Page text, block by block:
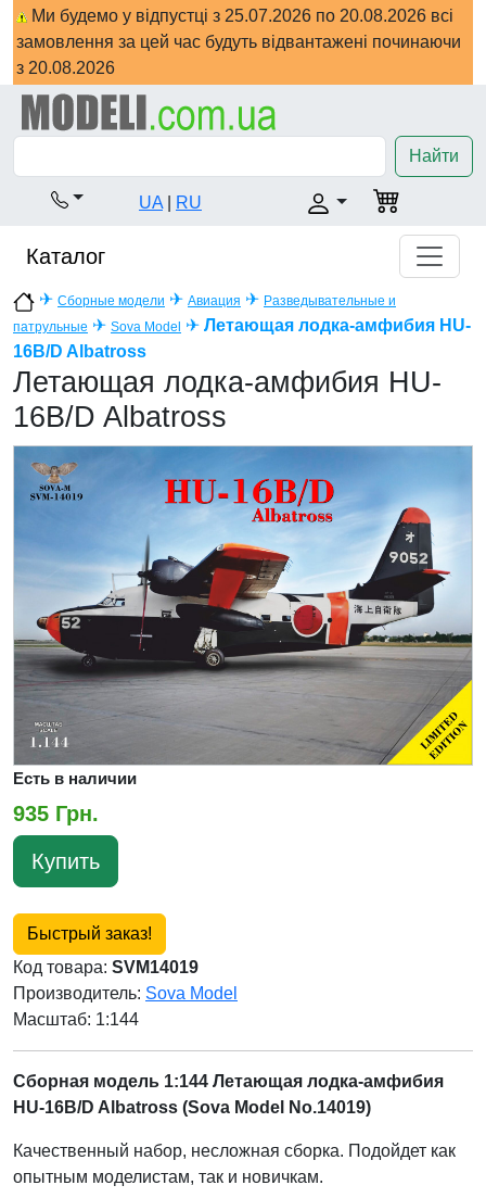
Ми будемо у відпустці з 25.07.2026 по 20.08.2026 всі
замовлення за цей час будуть відвантажені починаючи
з 20.08.2026
Найти
UA RU
Каталог
✈ Сборные модели ✈ Авиация ✈ Разведывательные и
патрульные ✈ Sova Model ✈ Летающая лодка-амфибия HU-
16B/D Albatross
Летающая лодка-амфибия HU-
16B/D Albatross
Есть в наличии
935 Грн.
Купить
Быстрый заказ!
Код товара: SVM14019
Производитель: Sova Model
Масштаб: 1:144
Сборная модель 1:144 Летающая лодка-амфибия
HU-16B/D Albatross (Sova Model No.14019)
Качественный набор, несложная сборка. Подойдет как
опытным моделистам, так и новичкам.